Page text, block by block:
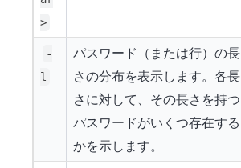
>
-
l
パスワード（または行）の長
さの分布を表示します。各長
さに対して、その長さを持つ
パスワードがいくつ存在する
かを示します。